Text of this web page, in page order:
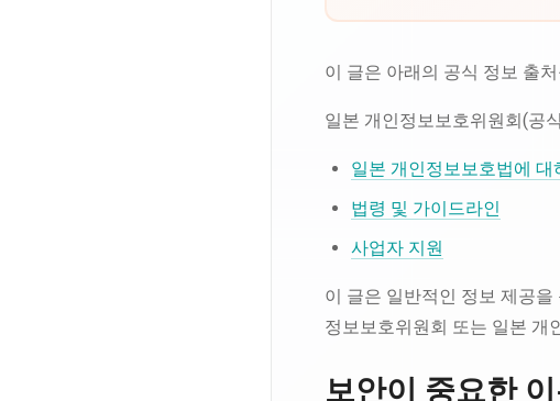
이 글은 아래의 공식 정보 출
일본 개인정보보호위원회(공
일본 개인정보보호법에 대
법령 및 가이드라인
사업자 지원
이 글은 일반적인 정보 제공
정보보호위원회 또는 일본 개
보안이 중요한